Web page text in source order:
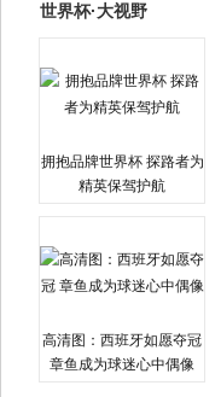
世界杯·大视野
拥抱品牌世界杯 探路者为
精英保驾护航
高清图：西班牙如愿夺冠
章鱼成为球迷心中偶像